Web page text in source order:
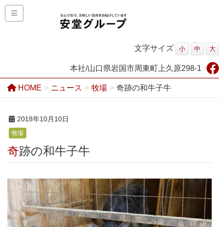
文字サイズ 小 中 大
本社/山口県岩国市周東町上久原298-1
HOME ニュース 牧場 奇跡の和牛子牛
2018年10月10日
牧場
奇跡の和牛子牛